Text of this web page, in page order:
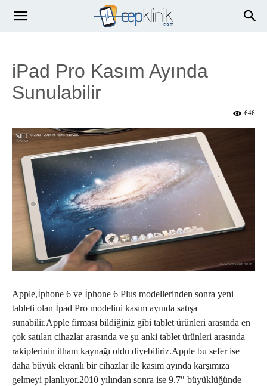
iPad Pro Kasım Ayında
Sunulabilir
646
Apple,İphone 6 ve İphone 6 Plus modellerinden sonra yeni
tableti olan İpad Pro modelini kasım ayında satışa
sunabilir.Apple firması bildiğiniz gibi tablet ürünleri arasında en
çok satılan cihazlar arasında ve şu anki tablet ürünleri arasında
rakiplerinin ilham kaynağı oldu diyebiliriz.Apple bu sefer ise
daha büyük ekranlı bir cihazlar ile kasım ayında karşımıza
gelmeyi planlıyor.2010 yılından sonra ise 9.7″ büyüklüğünde